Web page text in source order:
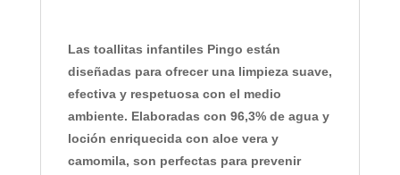
Las toallitas infantiles Pingo están
diseñadas para ofrecer una limpieza suave,
efectiva y respetuosa con el medio
ambiente. Elaboradas con 96,3% de aguay
loción enriquecida con aloe veray
camomila, son perfectas para prevenir